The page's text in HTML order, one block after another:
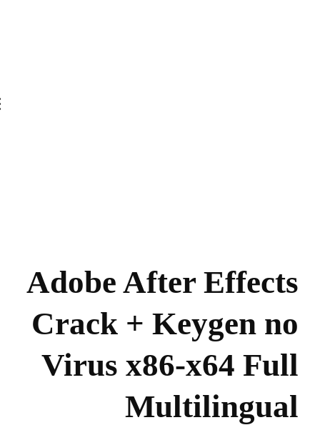
Adobe After Effects
Crack + Keygen no
Virus x86-x64 Full
Multilingual